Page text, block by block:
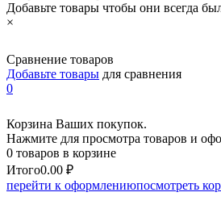
Добавьте товары чтобы они всегда
×
Сравнение товаров
Добавьте товары для сравнения
0
Корзина Ваших покупок.
Нажмите для просмотра товаров и
0 товаров в корзине
Итого0.00 ₽
перейти к оформлениюпосмотреть